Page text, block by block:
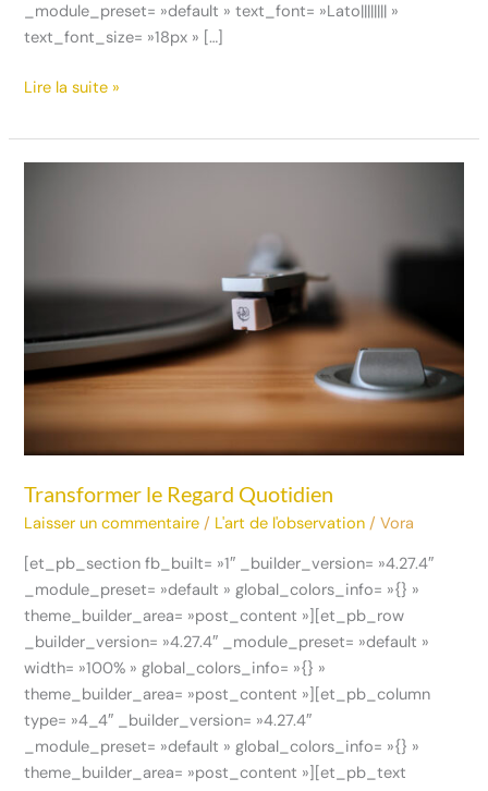
_module_preset= »default » text_font= »Lato|||||||| »
text_font_size= »18px » […]
Lire la suite »
Transformer le Regard Quotidien
Laisser un commentaire / L'art de l'observation /Vora
[et_pb_section fb_built= »1″ _builder_version= »4.27.4″
_module_preset= »default » global_colors_info= »{} »
theme_builder_area= »post_content »][et_pb_row
_builder_version= »4.27.4″ _module_preset= »default »
width= »100% » global_colors_info= »{} »
theme_builder_area= »post_content »][et_pb_column
type= »4_4″ _builder_version= »4.27.4″
_module_preset= »default » global_colors_info= »{} »
theme_builder_area= »post_content »][et_pb_text